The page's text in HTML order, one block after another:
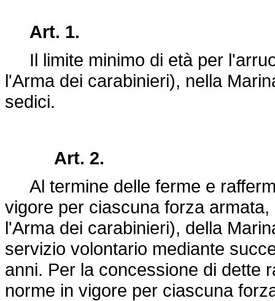
Art. 1.
Il limite minimo di età per
l'Arma dei carabinieri), nella
sedici.
Art. 2.
Al termine delle ferme e
vigore per ciascuna forza
l'Arma dei carabinieri), della
servizio volontario mediante
anni. Per la concessione di dette
norme in vigore per ciascuna